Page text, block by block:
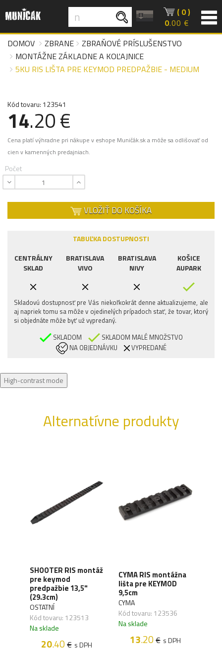
( 0 )
0.00 €
DOMOV
ZBRANE
ZBRAŇOVÉ PRÍSLUŠENSTVO
MONTÁŽNE ZÁKLADNE A KOĽAJNICE
5KU RIS LIŠTA PRE KEYMOD PREDPAŽBIE - MEDIUM
Kód tovaru: 123541
14.20 €
Cena platí výhradne pri nákupe v eshope Muničák.sk a môže sa odlišovať od
cien v kamenných predajniach.
Počet
VLOŽIŤ DO KOŠÍKA
TABUĽKA DOSTUPNOSTI
CENTRÁLNY
SKLAD
BRATISLAVA
VIVO
BRATISLAVA
NIVY
KOŠICE
AUPARK
Skladovú dostupnosť pre Vás niekoľkokrát denne aktualizujeme, ale
aj napriek tomu sa môže v ojedinelých prípadoch stať, že tovar, ktorý
si objednáte môže byť už vypredaný.
SKLADOM
SKLADOM MALÉ MNOŽSTVO
NA OBJEDNÁVKU
VYPREDANÉ
High-contrast mode
Alternatívne produkty
SHOOTER RIS montáž
pre keymod
predpažbie 13,5"
(29.3cm)
OSTATNÍ
Kód tovaru: 123513
Na sklade
20.40€ s DPH
CYMA RIS montážna
lišta pre KEYMOD
9,5cm
CYMA
Kód tovaru: 123536
Na sklade
13.20€ s DPH